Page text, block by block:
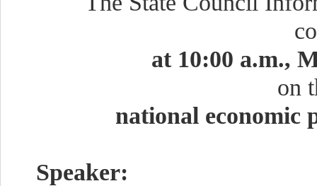
at 10:00 a.m.,
on
national economic
Speaker: